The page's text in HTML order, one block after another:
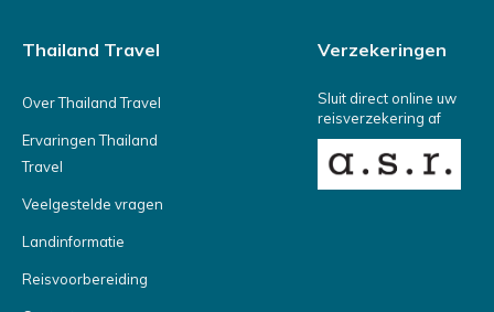
Thailand Travel
Over Thailand Travel
Ervaringen Thailand
Travel
Veelgestelde vragen
Landinformatie
Reisvoorbereiding
Verzekeringen
Sluit direct online uw
reisverzekering af